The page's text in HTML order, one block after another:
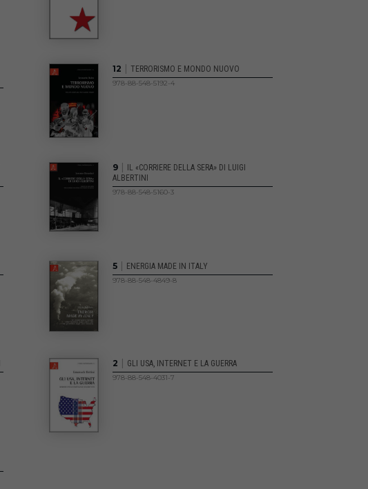
12 | TERRORISMO E MONDO NUOVO
978-88-548-5192-4
9 |
IL «CORRIERE DELLA SERA» DI LUIGI
ALBERTINI
978-88-548-5160-3
5 | ENERGIA MADE IN ITALY
978-88-548-4849-8
2 | GLI USA, INTERNET E LA GUERRA
978-88-548-4031-7